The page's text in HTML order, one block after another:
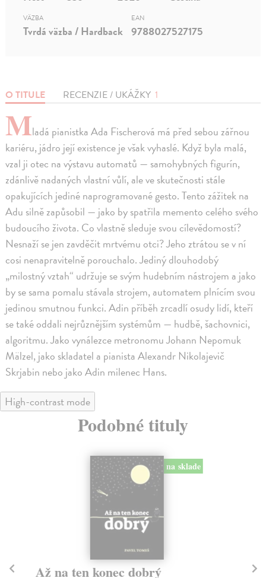
O TITULE RECENZIE / UKÁŽKY 1
Mladá pianistka Ada Fischerová má před sebou zářnou
kariéru, jádro její existence je však vyhaslé. Když byla malá,
vzal ji otec na výstavu automatů — samohybných figurín,
zdánlivě nadaných vlastní vůlí, ale ve skutečnosti stále
opakujících jediné naprogramované gesto. Tento zážitek na
Adu silně zapůsobil — jako by spatřila memento celého svého
budoucího života. Co vlastně sleduje svou cílevědomostí?
Nesnaží se jen zavděčit mrtvému otci? Jeho ztrátou se v ní
cosi nenapravitelně porouchalo. Jediný dlouhodobý
„milostný vztah“ udržuje se svým hudebním nástrojem a jako
by se sama pomalu stávala strojem, automatem plnícím svou
jedinou smutnou funkci. Adin příběh zrcadlí osudy lidí, kteří
se také oddali nejrůznějším systémům — hudbě, šachovnici,
algoritmu. Jako vynálezce metronomu Johann Nepomuk
Mälzel, jako skladatel a pianista Alexandr Nikolajevič
Skrjabin nebo jako Adin milenec Hans.
VÄZBA
Tvrdá väzba / Hardback
EAN
9788027527175
High-contrast mode
Podobné tituly
na sklade
Až na ten konec dobrý